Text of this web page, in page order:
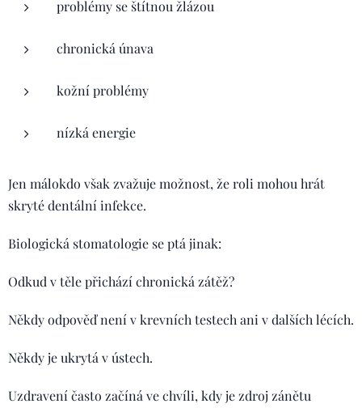
problémy se štítnou žlázou
chronická únava
kožní problémy
nízká energie
Jen málokdo však zvažuje možnost, že roli mohou hrát
skryté dentální infekce.
Biologická stomatologie se ptá jinak:
Odkud v těle přichází chronická zátěž?
Někdy odpověď není v krevních testech ani v dalších lécích.
Někdy je ukrytá v ústech.
Uzdravení často začíná ve chvíli, kdy je zdroj zánětu